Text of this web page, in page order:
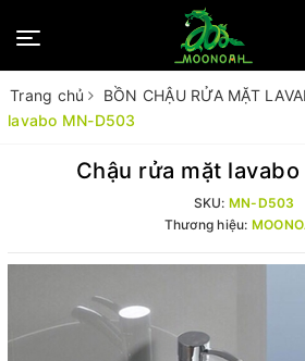
Trang chủ BỒN CHẬU RỬA MẶT
lavabo MN-D503
Chậu rửa mặt
SKU: MN-D503
Thương hiệu: